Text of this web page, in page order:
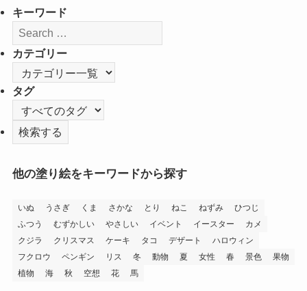
キーワード
カテゴリー
タグ
他の塗り絵をキーワードから探す
いぬ うさぎ くま さかな とり ねこ ねずみ
ひつじ
ふつう
むずかしい やさしい イベント イースター
カメ
クジラ
クリスマス ケーキ タコ デザート
ハロウィン
フクロウ
ペンギン リス 冬 動物 夏 女性 春 景色
果物
植物
海 秋 空想 花 馬